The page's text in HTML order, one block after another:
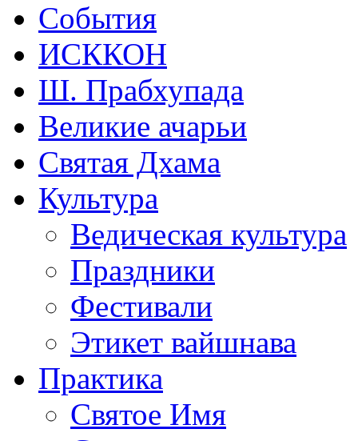
События
ИСККОН
Ш. Прабхупада
Великие ачарьи
Святая Дхама
Культура
Ведическая культура
Праздники
Фестивали
Этикет вайшнава
Практика
Святое Имя